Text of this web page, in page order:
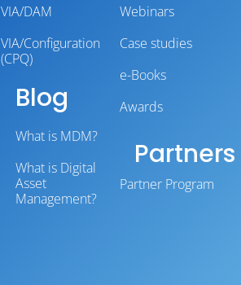
VIA/DAM
VIA/Configuration
(CPQ)
Blog
What is MDM?
What is Digital
Asset
Management?
Webinars
Case studies
e-Books
Awards
Partners
Partner Program